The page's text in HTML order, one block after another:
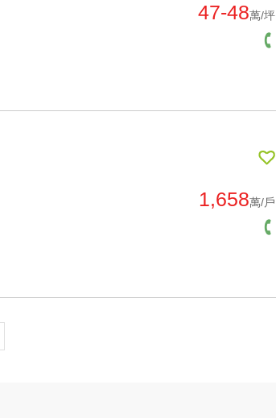
47-48萬/坪
1,658萬/戶